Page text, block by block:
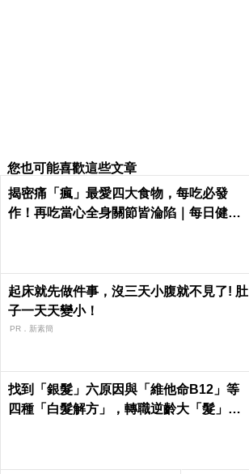
您也可能喜歡這些文章
揭密痛「瘋」最愛四大食物，每吃必發
作！再吃當心全身關節皆淪陷｜每日健康
起床就先做件事，沒三天小腹就不見了! 肚
子一天天變小！
PR．新素簡
找到「銀髮」六原因與「維他命B12」等
四種「白髮解方」，轉職逆齡大「髮」